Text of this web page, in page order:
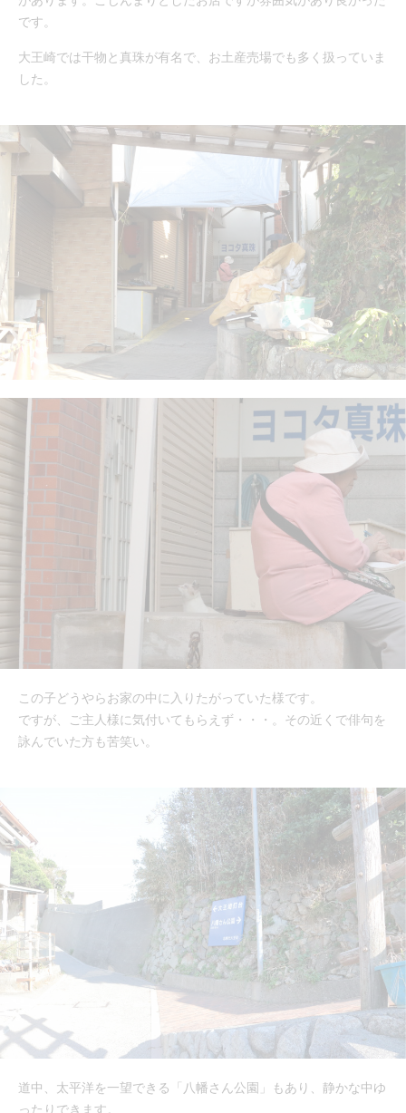
です。
大王崎では干物と真珠が有名で、お土産売場でも多く扱っていま
した。
この子どうやらお家の中に入りたがっていた様です。
ですが、ご主人様に気付いてもらえず・・・。その近くで俳句を
詠んでいた方も苦笑い。
道中、太平洋を一望できる「八幡さん公園」もあり、静かな中ゆ
ったりできます。